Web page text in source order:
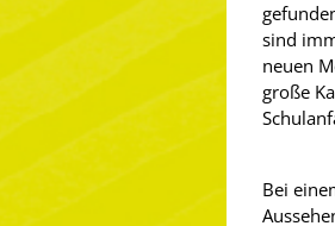
sind
neuen
große
Bei